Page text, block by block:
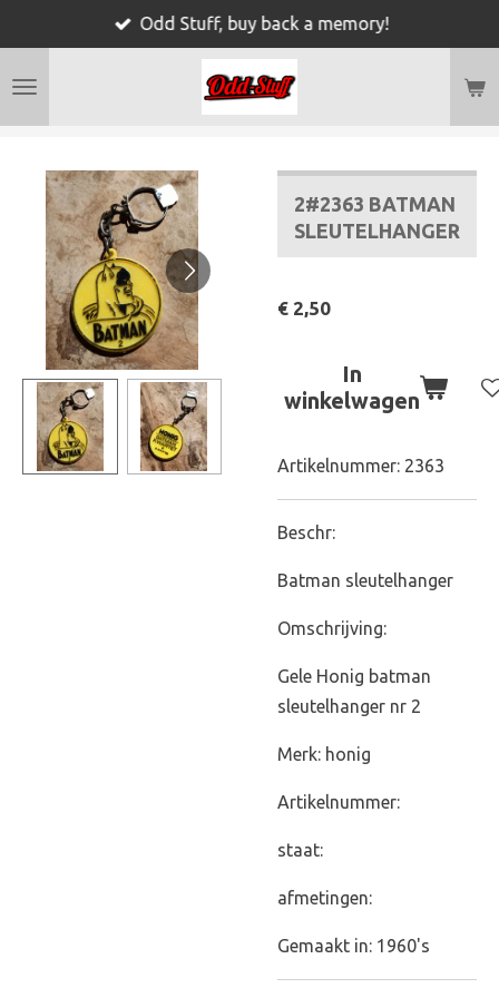
naar
Odd Stuff, buy back a memory!
2#2363 BATMAN
SLEUTELHANGER
€ 2,50
In
winkelwagen
Artikelnummer: 2363
Beschr:
Batman sleutelhanger
Omschrijving:
Gele Honig batman
sleutelhanger nr 2
Merk: honig
Artikelnummer:
staat:
afmetingen:
Gemaakt in: 1960's